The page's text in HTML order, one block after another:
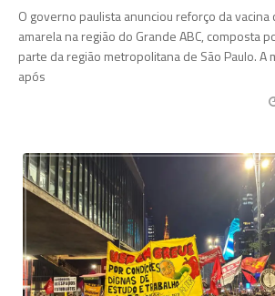
O governo paulista anunciou reforço da vacina
amarela na região do Grande ABC, composta
parte da região metropolitana de São Paulo. A
após